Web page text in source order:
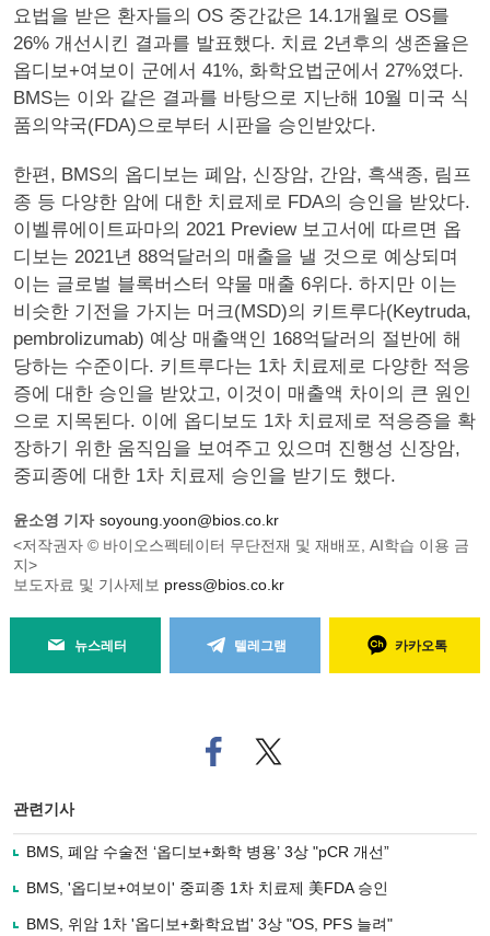
요법을 받은 환자들의 OS 중간값은 14.1개월로 OS를
26% 개선시킨 결과를 발표했다. 치료 2년후의 생존율은
옵디보+여보이 군에서 41%, 화학요법군에서 27%였다.
BMS는 이와 같은 결과를 바탕으로 지난해 10월 미국 식
품의약국(FDA)으로부터 시판을 승인받았다.
한편, BMS의 옵디보는 폐암, 신장암, 간암, 흑색종, 림프
종 등 다양한 암에 대한 치료제로 FDA의 승인을 받았다.
이벨류에이트파마의 2021 Preview 보고서에 따르면 옵
디보는 2021년 88억달러의 매출을 낼 것으로 예상되며
이는 글로벌 블록버스터 약물 매출 6위다. 하지만 이는
비슷한 기전을 가지는 머크(MSD)의 키트루다(Keytruda,
pembrolizumab) 예상 매출액인 168억달러의 절반에 해
당하는 수준이다. 키트루다는 1차 치료제로 다양한 적응
증에 대한 승인을 받았고, 이것이 매출액 차이의 큰 원인
으로 지목된다. 이에 옵디보도 1차 치료제로 적응증을 확
장하기 위한 움직임을 보여주고 있으며 진행성 신장암,
중피종에 대한 1차 치료제 승인을 받기도 했다.
윤소영 기자 soyoung.yoon@bios.co.kr
<저작권자 © 바이오스펙테이터 무단전재 및 재배포, AI학습 이용 금
지>
보도자료 및 기사제보 press@bios.co.kr
뉴스레터 텔레그램 카카오톡
페
이
로
사
유
트위
터로
관련기사
BMS, 폐암 수술전 ‘옵디보+화학 병용’ 3상 "pCR 개선”
BMS, '옵디보+여보이' 중피종 1차 치료제 美FDA 승인
BMS, 위암 1차 '옵디보+화학요법' 3상 "OS, PFS 늘려"